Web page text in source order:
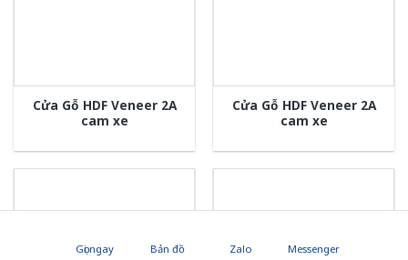
Cửa Gỗ HDF Veneer 2A
cam xe
Cửa Gỗ HDF Veneer 2A
cam xe
Gọi ngay Bản đồ Zalo Messenger